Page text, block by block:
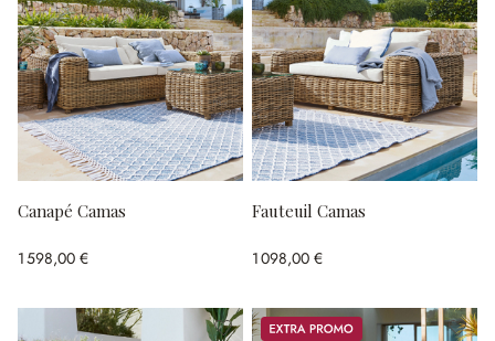
Canapé Camas
1 598,00 €
Fauteuil Camas
1 098,00 €
Promos